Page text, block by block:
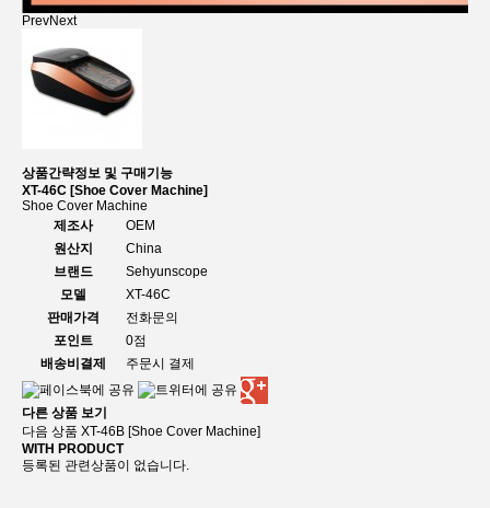
PrevNext
상품간략정보 및 구매기능
XT-46C [Shoe Cover Machine]
Shoe Cover Machine
제조사
OEM
원산지
China
브랜드
Sehyunscope
모델
XT-46C
판매가격
전화문의
포인트
0점
배송비결제
주문시 결제
다른 상품 보기
다음 상품 XT-46B [Shoe Cover Machine]
WITH PRODUCT
등록된 관련상품이 없습니다.